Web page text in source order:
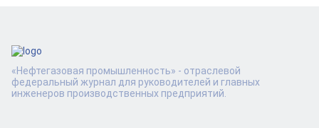
«Нефтегазовая промышленность» - отраслевой
федеральный журнал для руководителей и главных
инженеров производственных предприятий.